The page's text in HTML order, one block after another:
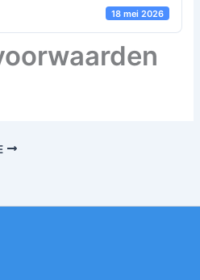
18 mei 2026